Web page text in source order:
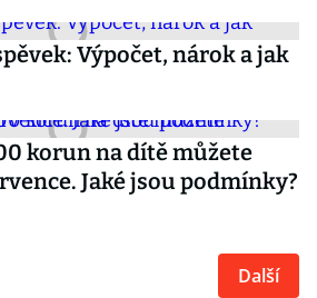
Výpočet, nárok a jak
korun na dítě můžete
Jaké jsou podmínky?
Další